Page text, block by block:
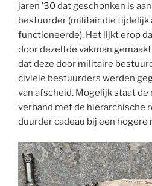
jaren ’30 dat geschonken is
bestuurder (militair die tijdelijk
functioneerde). Het lijkt erop
door dezelfde vakman
dat deze door militaire
civiele bestuurders werden
van afscheid. Mogelijk staat de
verband met de hiërarchische
duurder cadeau bij een hogere